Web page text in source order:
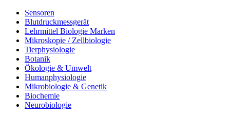
Sensoren
Blutdruckmessgerät
Lehrmittel Biologie Marken
Mikroskopie / Zellbiologie
Tierphysiologie
Botanik
Ökologie & Umwelt
Humanphysiologie
Mikrobiologie & Genetik
Biochemie
Neurobiologie